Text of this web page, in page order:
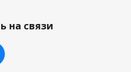
на связи